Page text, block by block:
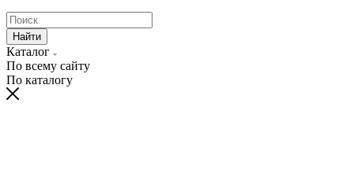
Найти
Каталог
По всему сайту
По каталогу